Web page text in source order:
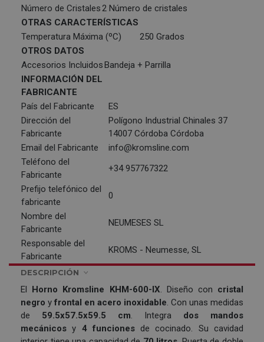
Número de Cristales2 Número de cristales
OTRAS CARACTERÍSTICAS
Temperatura Máxima (ºC)
250 Grados
OTROS DATOS
Accesorios IncluidosBandeja + Parrilla
INFORMACIÓN DEL
FABRICANTE
País del Fabricante
ES
Dirección del
Fabricante
Polígono Industrial Chinales 37
14007 Córdoba Córdoba
Email del Fabricante
info@kromsline.com
Teléfono del
Fabricante
+34 957767322
Prefijo telefónico del
fabricante
0
Nombre del
Fabricante
NEUMESES SL
Responsable del
Fabricante
KROMS - Neumesse, SL
DESCRIPCIÓN
El Horno Kromsline KHM-600-IX. Diseño con cristal
negro y frontal en acero inoxidable. Con unas medidas
de 59.5x57.5x59.5 cm. Integra dos mandos
mecánicos y 4 funcionesde cocinado. Su cavidad